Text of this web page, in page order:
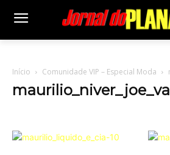
Início Comunidade VIP – Especial Moda